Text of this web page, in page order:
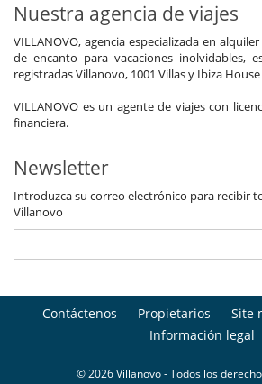
Nuestra agencia de viajes
VILLANOVO, agencia especializada en
de encanto para vacaciones inolvidables,
registradas Villanovo, 1001 Villas y Ibiza
VILLANOVO es un agente de viajes con
financiera.
Newsletter
Introduzca su correo electrónico para recibir
Villanovo
Contáctenos Propietarios Site
Información legal
© 2026 Villanovo - Todos los